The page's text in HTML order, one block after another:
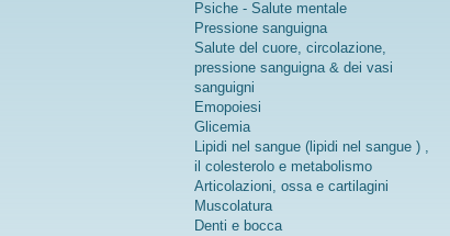
Psiche - Salute mentale
Pressione sanguigna
Salute del cuore, circolazione,
pressione sanguigna & dei vasi
sanguigni
Emopoiesi
Glicemia
Lipidi nel sangue (lipidi nel sangue ) ,
il colesterolo e metabolismo
Articolazioni, ossa e cartilagini
Muscolatura
Denti e bocca